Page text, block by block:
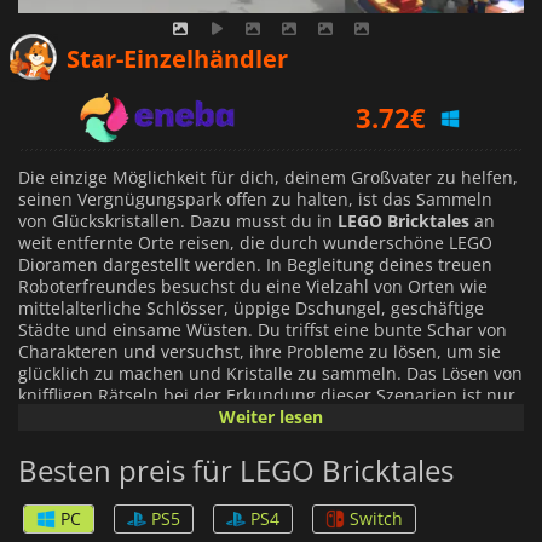
Star-Einzelhändler
3.72€
9.49€
Die einzige Möglichkeit für dich, deinem Großvater zu helfen,
seinen Vergnügungspark offen zu halten, ist das Sammeln
von Glückskristallen. Dazu musst du in LEGO Bricktales an
weit entfernte Orte reisen, die durch wunderschöne LEGO
Dioramen dargestellt werden. In Begleitung deines treuen
Roboterfreundes besuchst du eine Vielzahl von Orten wie
mittelalterliche Schlösser, üppige Dschungel, geschäftige
Städte und einsame Wüsten. Du triffst eine bunte Schar von
Charakteren und versuchst, ihre Probleme zu lösen, um sie
glücklich zu machen und Kristalle zu sammeln. Das Lösen von
kniffligen Rätseln bei der Erkundung dieser Szenarien ist nur
ein Teil des Spaßes, denn es gibt auch viele Geheimnisse, die
Bei den meisten Rätseln musst du Lego-Steine sammeln, um
verschiedene Gegenstände zu bauen, die du brauchst, um
dein Ziel in der jeweiligen Situation zu erreichen. Aber LEGO
Weiter lesen
Besten preis für LEGO Bricktales
PC PS5 PS4
Switch